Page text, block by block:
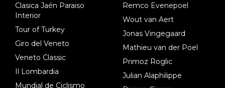
Clasica Jaén Paraiso
Interior
Tour of Turkey
Giro del Veneto
Veneto Classic
Il Lombardia
Mundial de Ciclismo
Remco Evenepoel
Wout van Aert
Jonas Vingegaard
Mathieu van der Poel
Primoz Roglic
Julian Alaphilippe